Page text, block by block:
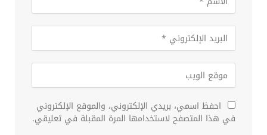
احفظ اسمي، بريدي الإلكتروني، والموقع الإلكتروني
في هذا المتصفح لاستخدامها المرة المقبلة في تعليقي.